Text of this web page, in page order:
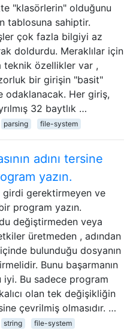
"klasörlerin" olduğunu
tablosuna sahiptir.
çok fazla bilgiyi az
doldurdu. Meraklılar için
teknik özellikler var ,
bir girişin "basit"
odaklanacak. Her giriş,
32 baytlık …
parsing file-system
adını tersine
yazın.
girdi gerektirmeyen ve
program yazın.
değiştirmeden veya
üretmeden , adından
bulunduğu dosyanın
Bunu başarmanın
iyi. Bu sadece program
kalıcı olan tek değişikliğin
çevrilmiş olmasıdır. …
string file-system